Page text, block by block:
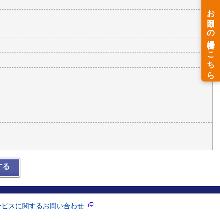
る
ビスに関するお問い合わせ